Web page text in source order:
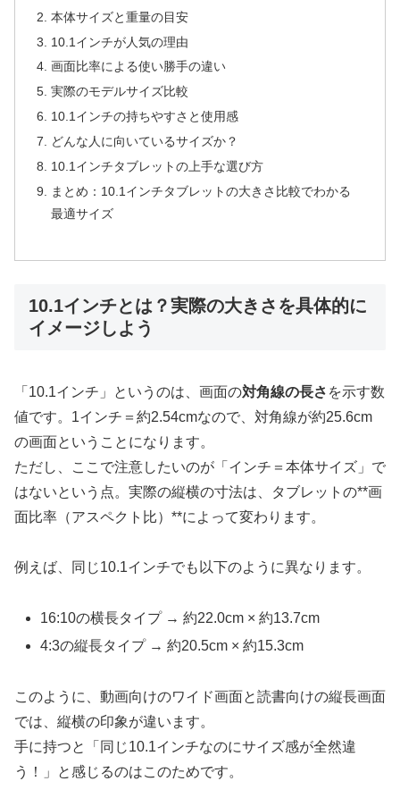
本体サイズと重量の目安
10.1インチが人気の理由
画面比率による使い勝手の違い
実際のモデルサイズ比較
10.1インチの持ちやすさと使用感
どんな人に向いているサイズか？
10.1インチタブレットの上手な選び方
まとめ：10.1インチタブレットの大きさ比較でわかる
最適サイズ
10.1インチとは？実際の大きさを具体的に
イメージしよう
「10.1インチ」というのは、画面の対角線の長さ を示す数
値です。1インチ＝約2.54cmなので、対角線が約25.6cm
の画面ということになります。
ただし、ここで注意したいのが「インチ＝本体サイズ」で
はないという点。実際の縦横の寸法は、タブレットの**画
面比率（アスペクト比）**によって変わります。
例えば、同じ10.1インチでも以下のように異なります。
16:10の横長タイプ → 約22.0cm × 約13.7cm
4:3の縦長タイプ → 約20.5cm × 約15.3cm
このように、動画向けのワイド画面と読書向けの縦長画面
では、縦横の印象が違います。
手に持つと「同じ10.1インチなのにサイズ感が全然違
う！」と感じるのはこのためです。